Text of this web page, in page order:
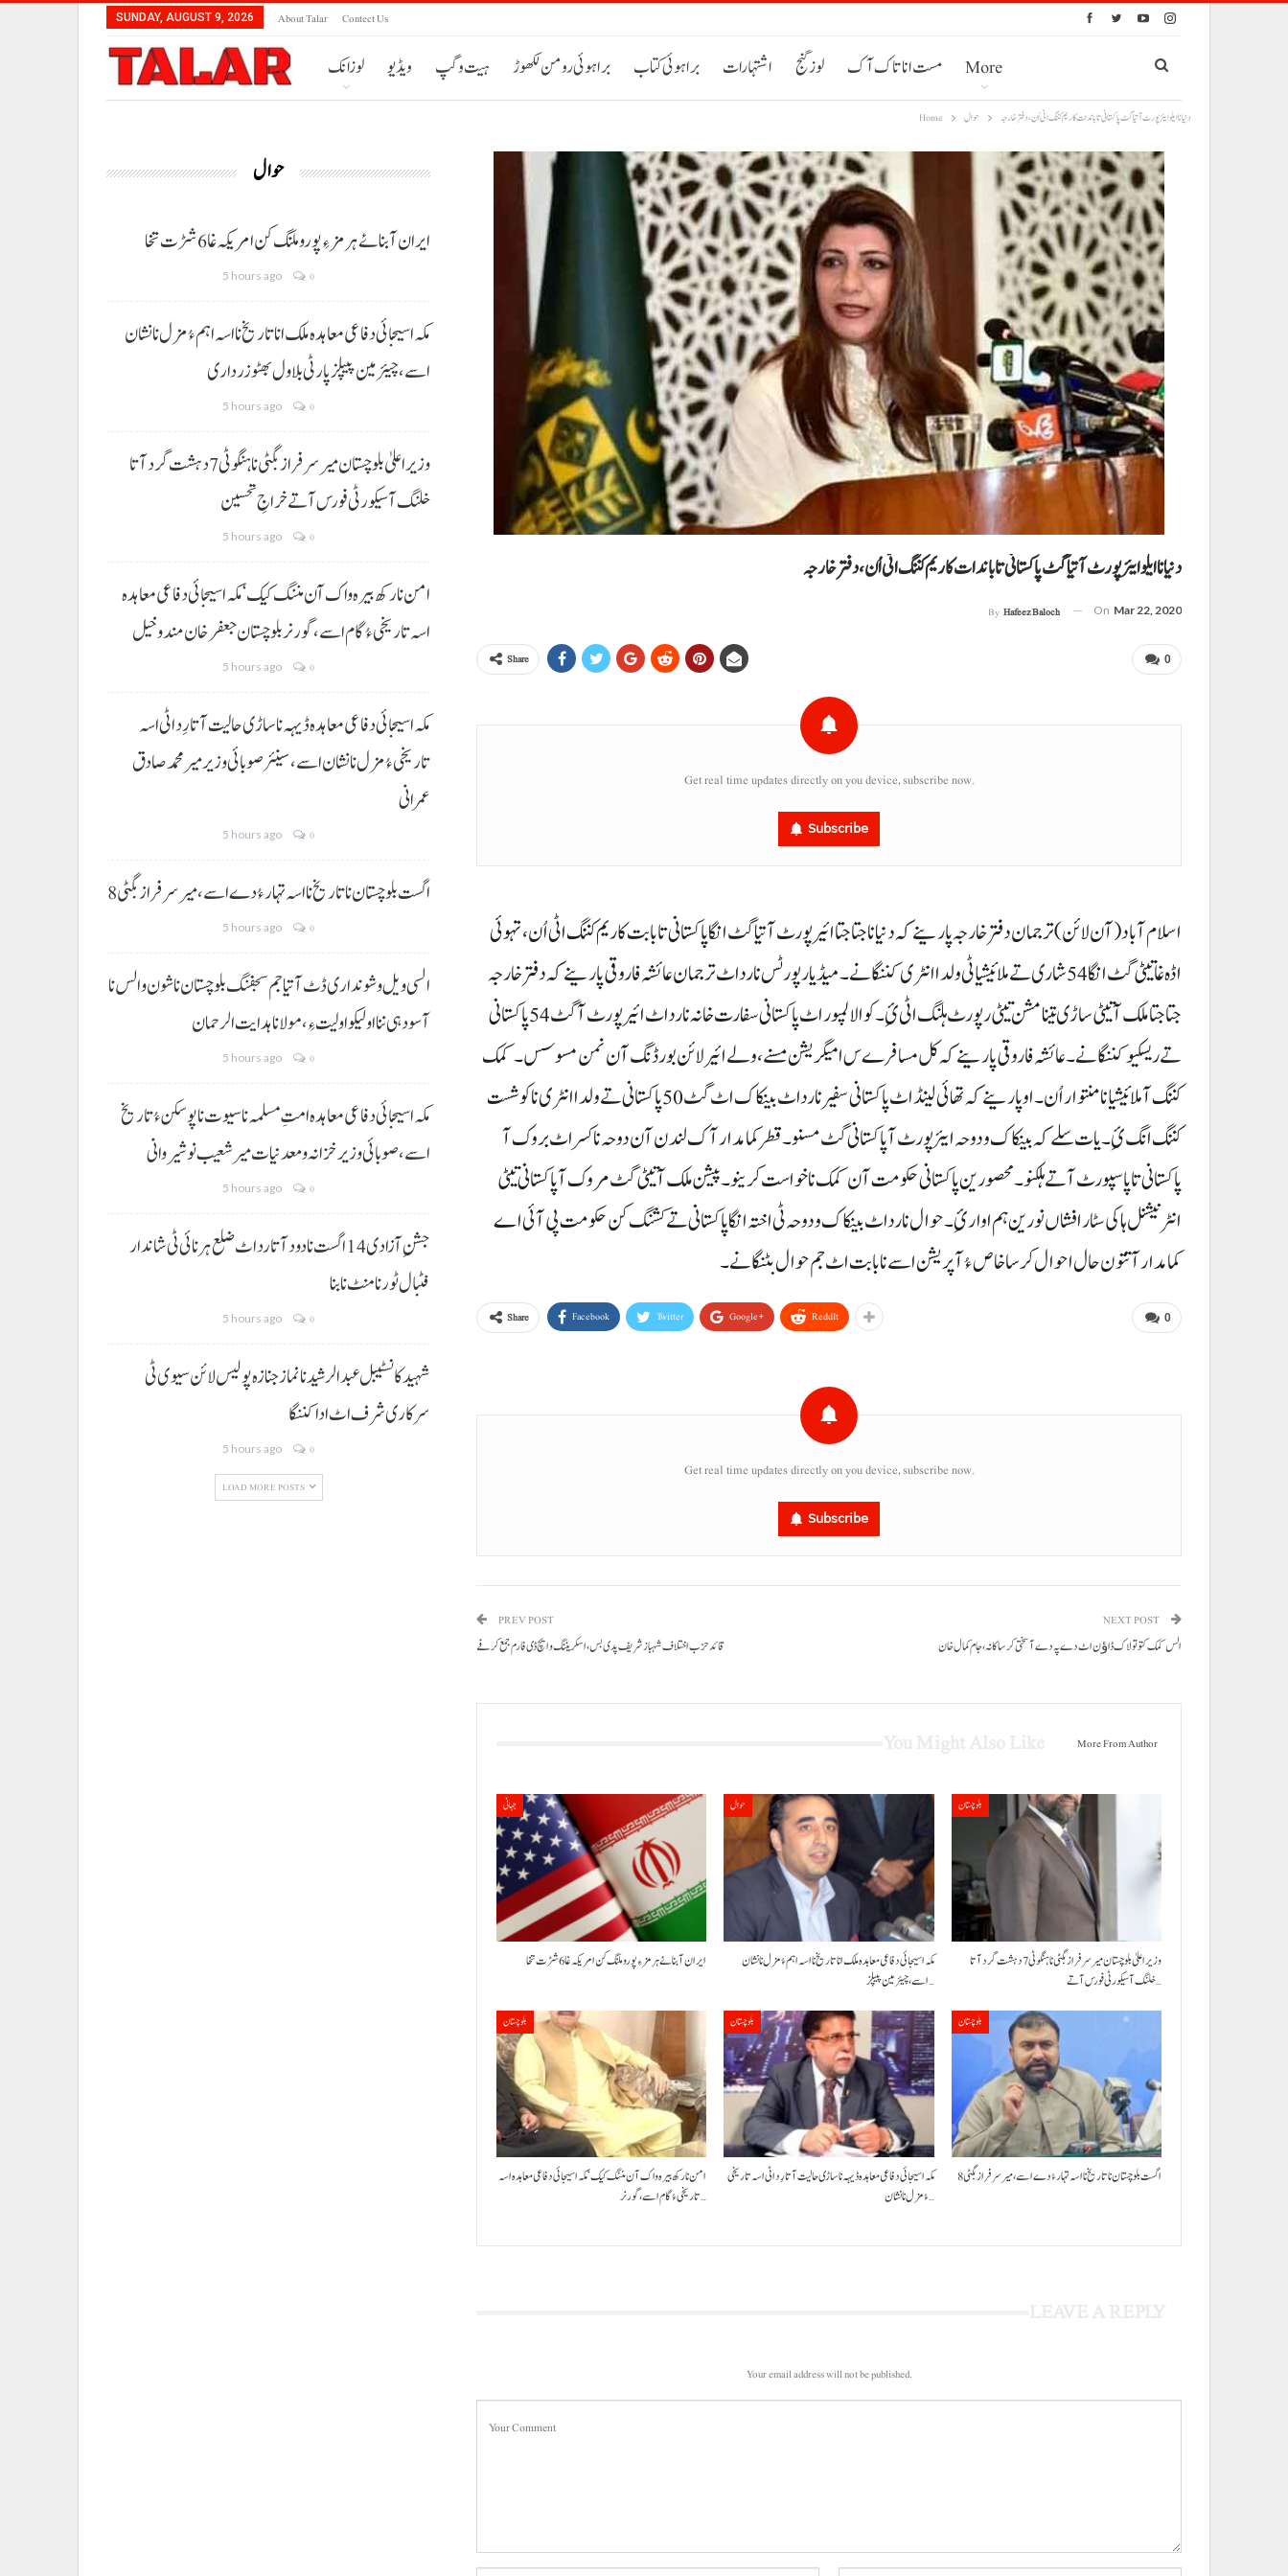
SUNDAY, AUGUST 9, 2026 About Talar Contect Us
لوزانک ویڈیو ہیت و گپ براہوئی رومن لکھوڑ براہوئی کتاب اشتہارات لوز گنج مست انا تاک آک More
Home حوال دنیا نا ایلو ایئرپورٹ آتیا گٹ پاکستانی تا باندات کاریم کننگ اٹی اُن، دفترخارجہ
دنیا نا ایلو ایئرپورٹ آتیا گٹ پاکستانی تا باندات کاریم کننگ اٹی اُن، دفترخارجہ
By Hafeez Baloch On Mar 22, 2020
0
Share
Get real time updates directly on you device, subscribe now.
Subscribe
اسلام آباد(آن لائن)ترجمان دفتر خارجہ پارینے کہ دنیا نا جتا جتا ائیرپورٹ آتیا گٹ انگا پاکستانی تا بابت کاریم کننگ اٹی اُن، تہوئی
اڈہ غاتیٹی گٹ انگا54 شاری تے ملائیشیا ٹی ولدا انٹری کننگانے۔ میڈیا رپورٹس نا رداٹ ترجمان عائشہ فاروقی پارینے کہ دفتر خارجہ
جتا جتا ملک آتیٹی ساڑی تینا مشن تیٹی رپورٹ ہلنگ اٹی ئِ۔ کوالالمپور اٹ پاکستانی سفارت خانہ نا رداٹ ائیرپورٹ آ گٹ 54 پاکستانی
تے ریسکیو کننگانے۔ عائشہ فاروقی پارینے کہ کل مسافر ےس امیگریشن مسنے، ولے ائیر لائن بورڈنگ آن نمن مسوسس۔ کمک
کننگ آ ملائیشیا نا منتوار اُن۔ او پارینے کہ تھائی لینڈ اٹ پاکستانی سفیر نا رداٹ بینکاک اٹ گٹ 50 پاکستانی تے ولدا انٹری نا کوشست
کننگ انگ ئِ۔ یات سلے کہ بینکاک و دوحہ ایئرپورٹ آ پاکستانی گٹ مسنو۔ قطر کمامدار آک لندن آن دوحہ نا کسر اٹ بروک آ
پاکستانی تا پاسپورٹ آتے ہلکنو۔ محصورین پاکستانی حکومت آن کمک نا خواست کرینو۔ پیشن ملک آتیٹی گٹ مروک آ پاکستانی تیٹی
انٹرنیشنل ہاکی سٹار افشاں نورین ہم اوار ئِ۔ حوال نا رداٹ بینکاک و دوحہ ٹی اختہ انگا پاکستانی تے کشنگ کن حکومت پی آئی اے
کمامدار آتتون حال احوال کرسا خاص ءُ آپریشن اسے نا بابت اٹ جم حوال بٹنگانے۔
0
Share Facebook Twitter Google+ ReddIt
Get real time updates directly on you device, subscribe now.
Subscribe
PREV POST
قائد حزب اختلاف شہباز شریف پدی بس، اسکریننگ و ایچ ڈی فارم جمع کرفے
NEXT POST
الس کمک کتو تو لاک ڈاﺅن اٹ دے پہ دے آ سختی کرسا کانہ، جام کمال خان
More From Author
جہانی
ایران آبنائے ہرمز ءِ پورو ملنگ کن امریکہ غا 6 شڑت تخا
حوال
مکہ اسیجائی دفاعی معاہدہ ملک انا تاریخ نا اسہ اہم ءُ مزل نا نشان
اسے، چیئرمین پیپلز…
بلوچستان
وزیراعلیٰ بلوچستان میر سرفراز بگٹی نا ہنگو ٹی 7 دہشت گرد آتا
خلنگ آ سیکورٹی فورس آتے…
بلوچستان
امن نا رکھ بیرہ واک آن مننگ کیک‘ مکہ اسیجائی دفاعی معاہدہ اسہ
تاریخی ءُ گام اسے،گورنر…
بلوچستان
مکہ اسیجائی دفاعی معاہدہ ڈیہہ نا ساڑی حالیت آتا رِد اٹی اسہ تاریخی
ءُ مزل نا نشان…
بلوچستان
8 اگست بلوچستان نا تاریخ نا اسہ تہار ءُ دے اسے، میرسرفراز بگٹی
Your email address will not be published.
حوال
ایران آبنائے ہرمز ءِ پورو ملنگ کن امریکہ غا 6 شڑت تخا
5 hours ago 0
مکہ اسیجائی دفاعی معاہدہ ملک انا تاریخ نا اسہ اہم ءُ مزل نا نشان
اسے، چیئرمین پیپلز پارٹی بلاول بھٹو زرداری
5 hours ago 0
وزیراعلیٰ بلوچستان میر سرفراز بگٹی نا ہنگو ٹی 7 دہشت گرد آتا
خلنگ آ سیکورٹی فورس آتے خراجِ تحسین
5 hours ago 0
امن نا رکھ بیرہ واک آن مننگ کیک‘ مکہ اسیجائی دفاعی معاہدہ
اسہ تاریخی ءُ گام اسے،گورنر بلوچستان جعفر خان مندوخیل
5 hours ago 0
مکہ اسیجائی دفاعی معاہدہ ڈیہہ نا ساڑی حالیت آتا رِد اٹی اسہ
تاریخی ءُ مزل نا نشان اسے،سینئر صوبائی وزیر میر محمد صادق
عمرانی
5 hours ago 0
8 اگست بلوچستان نا تاریخ نا اسہ تہار ءُ دے اسے، میرسرفراز بگٹی
5 hours ago 0
السی ویل و شونداری ڈٹ آتیا جم سجفنگ بلوچستان نا شون و الس نا
آسودہی ننا اولیکو اولیت ءِ،مولانا ہدایت الرحمان
5 hours ago 0
مکہ اسیجائی دفاعی معاہدہ امتِ مسلمہ نا سیوت نا پوسکن ءُ تاریخ
اسے، صوبائی وزیر خزانہ و معدنیات میر شعیب نوشیروانی
5 hours ago 0
جشنِ آزادی 14 اگست نا دود آتا رد اٹ ضلع ہرنائی ٹی شاندار
فٹبال ٹورنامنٹ نا بنا
5 hours ago 0
شہید کانسٹیبل عبدالرشید نا نماز جنازہ پولیس لائن سیوی ٹی
سرکاری شرف اٹ ادا کننگا
5 hours ago 0
LOAD MORE POSTS